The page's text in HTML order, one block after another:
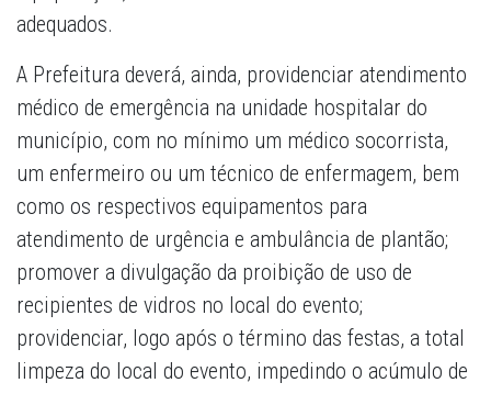
adequados.
A Prefeitura deverá, ainda, providenciar atendimento
médico de emergência na unidade hospitalar do
município, com no mínimo um médico socorrista,
um enfermeiro ou um técnico de enfermagem, bem
como os respectivos equipamentos para
atendimento de urgência e ambulância de plantão;
promover a divulgação da proibição de uso de
recipientes de vidros no local do evento;
providenciar, logo após o término das festas, a total
limpeza do local do evento, impedindo o acúmulo de